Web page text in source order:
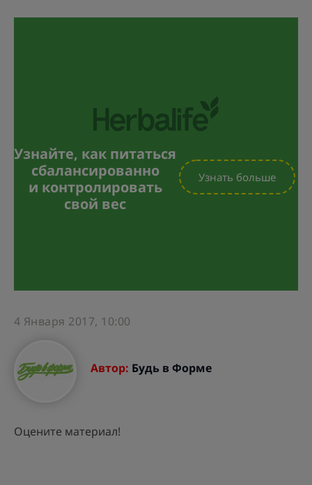
Узнайте, как питаться
сбалансированно
и контролировать
свой вес
Узнать больше
4 Января 2017, 10:00
Автор: Будь в Форме
Оцените материал!